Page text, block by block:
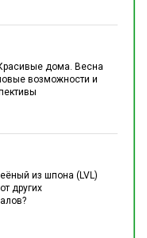
дома. Весна
возможности и
из шпона (LVL)
других